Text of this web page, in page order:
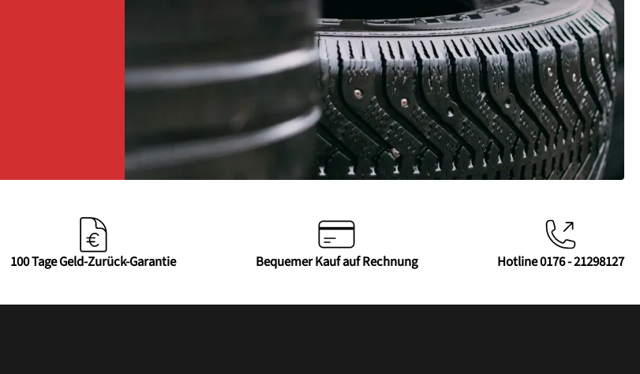
100 Tage Geld-Zurück-Garantie Bequemer Kauf auf Rechnung Hotline 0176 - 21298127